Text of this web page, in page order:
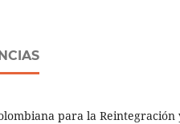
para la